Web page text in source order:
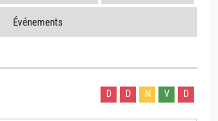
Événements
D D N V D